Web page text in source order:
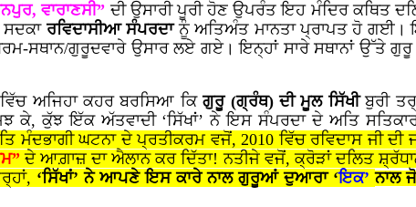
ਵਾਰਾਣਸੀ” ਦੀ ਉਸਾਰੀ ਪੂਰੀ ਹੋਣ ਉਪਰੰਤ ਇਹ ਮੰਦਿਰ ਕਥਿਤ
ਸਦਕਾਰਵਿਦਾਸੀਆ ਸੰਪਰਦਾਨੂੰ ਅਤਿਅੰਤ ਮਾਨਤਾ ਪ੍ਰਾਪਤ ਹੋ ਗਈ।
ਸਥਾਨ/ਗੁਰੂਦਵਾਰੇ ਉਸਾਰ ਲਏ ਗਏ। ਇਨ੍ਹਾਂ ਸਾਰੇ ਸਥਾਨਾਂ ਉੱਤੇ ਗੁਰੂ
ਵਿੱਚ ਅਜਿਹਾ ਕਹਰ ਬਰਸਿਆ ਕਿਗੁਰੂ (ਗ੍ਰੰਥ) ਦੀ ਮੂਲ ਸਿੱਖੀਬੁਰੀ
ਕੁੱਝ ਇੱਕ ਅੱਤਵਾਦੀ ‘ਸਿੱਖਾਂ’ ਨੇ ਇਸ ਸੰਪਰਦਾ ਦੇ ਅਤਿ
ਮੰਦਭਾਗੀ ਘਟਨਾ ਦੇ ਪ੍ਰਤੀਕਰਮ ਵਜੋਂ,2010 ਵਿੱਚ ਰਵਿਦਾਸ ਜੀ
ਦੇ ਆਗ਼ਾਜ਼ ਦਾ ਐਲਾਨ ਕਰ ਦਿੱਤਾ! ਨਤੀਜੇ ਵਜੋਂ, ਕ੍ਰੋੜਾਂ ਦਲਿਤ
‘ਸਿੱਖਾਂ’ ਨੇ ਆਪਣੇ ਇਸ ਕਾਰੇ ਨਾਲ ਗੁਰੂਆਂ ਦੁਆਰਾ ‘ਇਕ’ਨਾਲ